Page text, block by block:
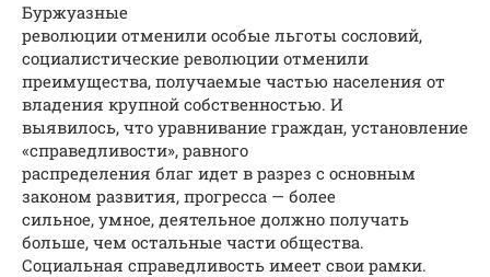
Буржуазные
революции отменили особые льготы сословий,
социалистические революции отменили
преимущества, получаемые частью населения от
владения крупной собственностью. И
выявилось, что уравнивание граждан, установление
«справедливости», равного
распределения благ идет в разрез с основным
законом развития, прогресса — более
сильное, умное, деятельное должно получать
больше, чем остальные части общества.
Социальная справедливость имеет свои рамки.